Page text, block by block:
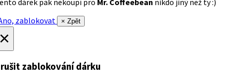
dárek pak nekoupí pro Mr. Coffeebean nikdo jiný než ty :)
zablokovat
× Zpět
zablokování dárku